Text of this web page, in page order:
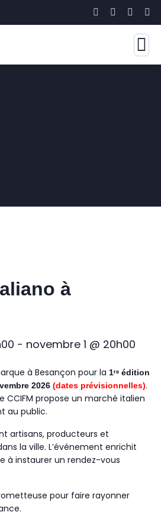
à
- novembre 1 @ 20h00
à Besançon pour la 1ʳᵉ édition
2026 (dates prévisionnelles).
CCIFM propose un marché italien
au public.
artisans, producteurs et
la ville. L’événement enrichit
à instaurer un rendez-vous
pour faire rayonner